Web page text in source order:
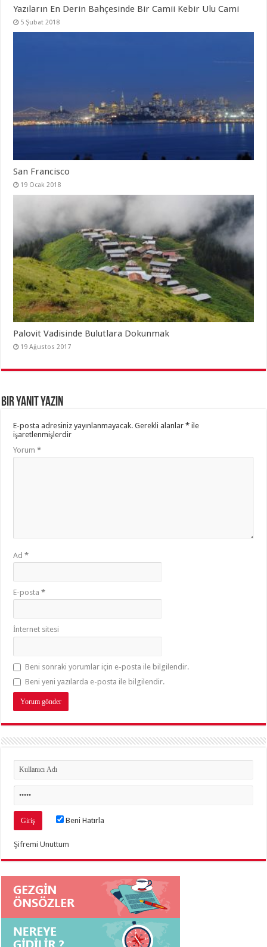
Yazıların En Derin Bahçesinde Bir Camii Kebir Ulu Cami
5 Şubat 2018
San Francisco
19 Ocak 2018
Palovit Vadisinde Bulutlara Dokunmak
19 Ağustos 2017
Bir yanıt yazın
E-posta adresiniz yayınlanmayacak. Gerekli alanlar* ile
işaretlenmişlerdir
Yorum*
Ad*
E-posta*
İnternet sitesi
Beni sonraki yorumlar için e-posta ile bilgilendir.
Beni yeni yazılarda e-posta ile bilgilendir.
Beni Hatırla
Şifremi Unuttum